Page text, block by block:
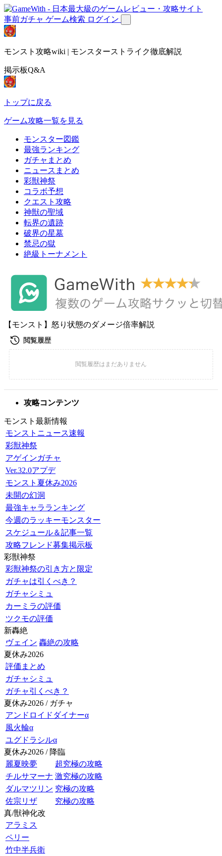
事前ガチャ ゲーム検索 ログイン
モンスト攻略wiki | モンスターストライク徹底解説
掲示板Q&A
トップに戻る
ゲーム攻略一覧を見る
モンスター図鑑
最強ランキング
ガチャまとめ
ニュースまとめ
彩獣神祭
コラボ予想
クエスト攻略
神獣の聖域
転界の遺跡
破界の星墓
禁忌の獄
絶級トーナメント
【モンスト】怒り状態のダメージ倍率解説
攻略コンテンツ
モンスト最新情報
モンストニュース速報
彩獣神祭
アゲインガチャ
Ver.32.0アプデ
モンスト夏休み2026
未開の幻洞
最強キャラランキング
今週のラッキーモンスター
スケジュール＆記事一覧
攻略フレンド募集掲示板
彩獣神祭
彩獣神祭の引き方と限定
ガチャは引くべき？
ガチャシミュ
カーミラの評価
ツクモの評価
新轟絶
ヴェイン 轟絶の攻略
夏休み2026
評価まとめ
ガチャシミュ
ガチャ引くべき？
夏休み2026 / ガチャ
アンドロイドダイナーα
風火輪α
ユグドラシルα
夏休み2026 / 降臨
麗夏映夢
超究極の攻略
チルサマーナ 激究極の攻略
ダルマツリン 究極の攻略
佐宗リザ
究極の攻略
真/獣神化改
アラミス
ペリー
竹中半兵衛